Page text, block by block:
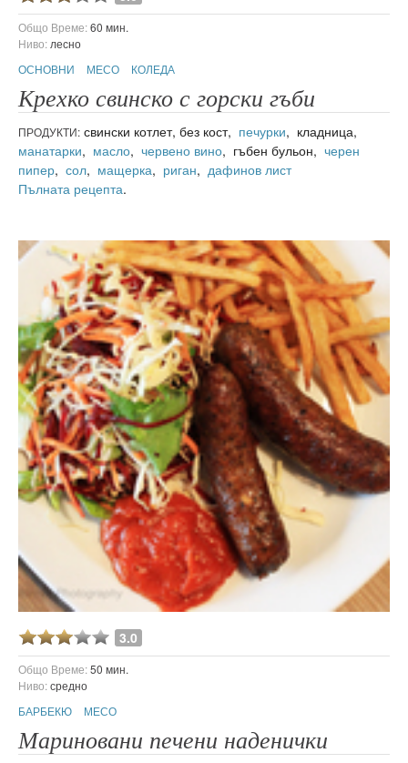
Общо Време:60 мин.
Ниво: лесно
ОСНОВНИ
МЕСО КОЛЕДА
Крехко свинско с горски гъби
ПРОДУКТИ: свински котлет, без кост, печурки, кладница,
манатарки, масло, червено вино, гъбен бульон, черен
пипер, сол, мащерка, риган, дафинов лист
Пълната рецепта.
3.0
Общо Време:50 мин.
Ниво:средно
БАРБЕКЮ
МЕСО
Мариновани печени наденички